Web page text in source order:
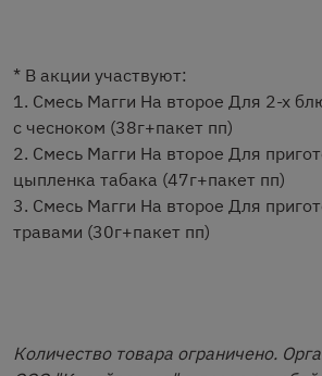
* В акции участвуют:
1. Смесь Магги На второе Для 2-х
с чесноком (38г+пакет пп)
2. Смесь Магги На второе Для
цыпленка табака (47г+пакет пп)
3. Смесь Магги На второе Для
травами (30г+пакет пп)
Количество товара ограничено.